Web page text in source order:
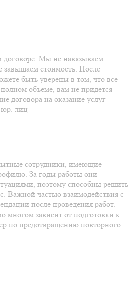
Мы не навязываем
завышаем стоимость. После
быть уверены в том, что все
объеме, вам не придется
договора на оказание услуг
юр. лиц
сотрудники, имеющие
За годы работы они
поэтому способны решить
Важной частью взаимодействия с
после проведения работ.
многом зависит от подготовки к
по предотвращению повторного